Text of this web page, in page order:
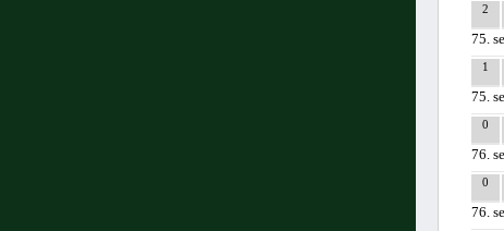
2
75.
1
75.
0
76.
0
76.